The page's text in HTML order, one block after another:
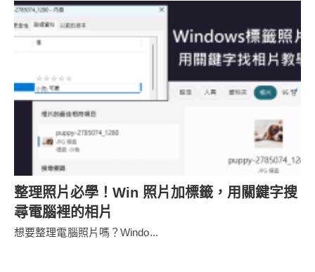
整理照片必學！Win 照片加標籤，用關鍵字搜
尋電腦裡的相片
想要整理電腦照片嗎？Windo...